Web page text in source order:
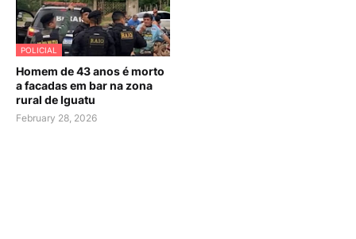
POLICIAL
Homem de 43 anos é morto
a facadas em bar na zona
rural de Iguatu
February 28, 2026